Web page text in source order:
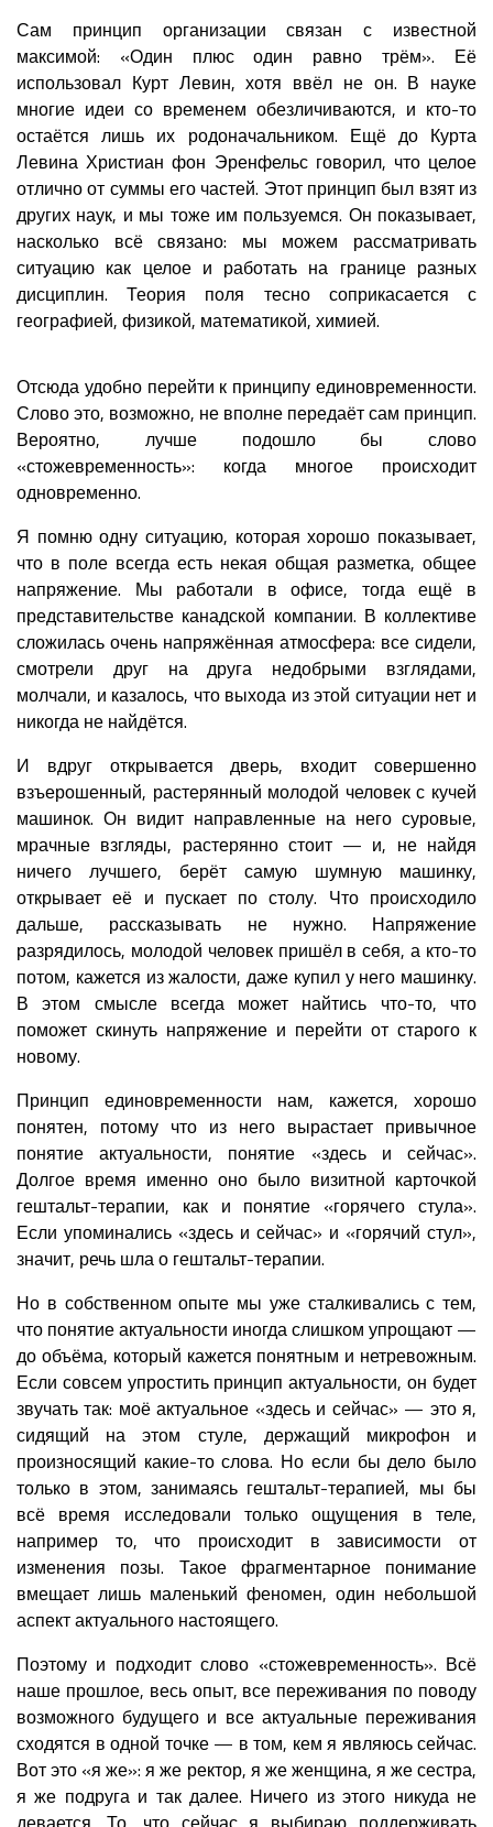
Сам принцип организации связан с известной
максимой: «Один плюс один равно трём». Её
использовал Курт Левин, хотя ввёл не он. В науке
многие идеи со временем обезличиваются, и кто-то
остаётся лишь их родоначальником. Ещё до Курта
Левина Христиан фон Эренфельс говорил, что целое
отлично от суммы его частей. Этот принцип был взят из
других наук, и мы тоже им пользуемся. Он показывает,
насколько всё связано: мы можем рассматривать
ситуацию как целое и работать на границе разных
дисциплин. Теория поля тесно соприкасается с
географией, физикой, математикой, химией.
Отсюда удобно перейти к принципу единовременности.
Слово это, возможно, не вполне передаёт сам принцип.
Вероятно, лучше подошло бы слово
«стожевременность»: когда многое происходит
одновременно.
Я помню одну ситуацию, которая хорошо показывает,
что в поле всегда есть некая общая разметка, общее
напряжение. Мы работали в офисе, тогда ещё в
представительстве канадской компании. В коллективе
сложилась очень напряжённая атмосфера: все сидели,
смотрели друг на друга недобрыми взглядами,
молчали, и казалось, что выхода из этой ситуации нет и
никогда не найдётся.
И вдруг открывается дверь, входит совершенно
взъерошенный, растерянный молодой человек с кучей
машинок. Он видит направленные на него суровые,
мрачные взгляды, растерянно стоит — и, не найдя
ничего лучшего, берёт самую шумную машинку,
открывает её и пускает по столу. Что происходило
дальше, рассказывать не нужно. Напряжение
разрядилось, молодой человек пришёл в себя, а кто-то
потом, кажется из жалости, даже купил у него машинку.
В этом смысле всегда может найтись что-то, что
поможет скинуть напряжение и перейти от старого к
новому.
Принцип единовременности нам, кажется, хорошо
понятен, потому что из него вырастает привычное
понятие актуальности, понятие «здесь и сейчас».
Долгое время именно оно было визитной карточкой
гештальт-терапии, как и понятие «горячего стула».
Если упоминались «здесь и сейчас» и «горячий стул»,
значит, речь шла о гештальт-терапии.
Но в собственном опыте мы уже сталкивались с тем,
что понятие актуальности иногда слишком упрощают —
до объёма, который кажется понятным и нетревожным.
Если совсем упростить принцип актуальности, он будет
звучать так: моё актуальное «здесь и сейчас» — это я,
сидящий на этом стуле, держащий микрофон и
произносящий какие-то слова. Но если бы дело было
только в этом, занимаясь гештальт-терапией, мы бы
всё время исследовали только ощущения в теле,
например то, что происходит в зависимости от
изменения позы. Такое фрагментарное понимание
вмещает лишь маленький феномен, один небольшой
аспект актуального настоящего.
Поэтому и подходит слово «стожевременность». Всё
наше прошлое, весь опыт, все переживания по поводу
возможного будущего и все актуальные переживания
сходятся в одной точке — в том, кем я являюсь сейчас.
Вот это «я же»: я же ректор, я же женщина, я же сестра,
я же подруга и так далее. Ничего из этого никуда не